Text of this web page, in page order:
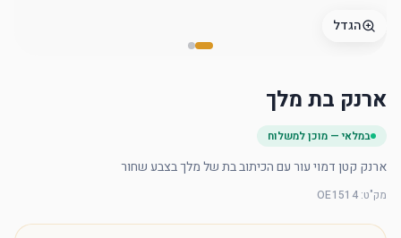
הגדל
ארנק בת מלך
במלאי — מוכן למשלוח
ארנק קטן דמוי עור עם הכיתוב בת של מלך בצבע שחור
מק"ט:
OE1514